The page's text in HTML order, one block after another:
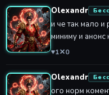
Olexandr
и че так мало
миниму и
♥1✕0
Olexandr
ого норм